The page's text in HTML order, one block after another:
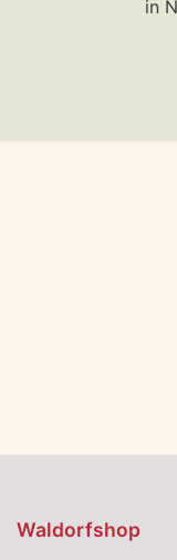
in
Waldorfshop